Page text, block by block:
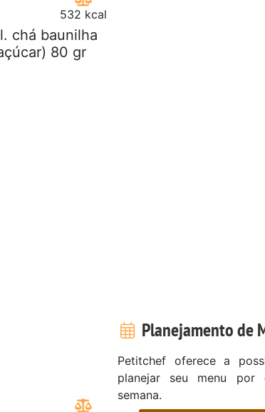
532 kcal
chá baunilha
80 gr
Planejamento de
Petitchef oferece a
planejar seu menu
semana.